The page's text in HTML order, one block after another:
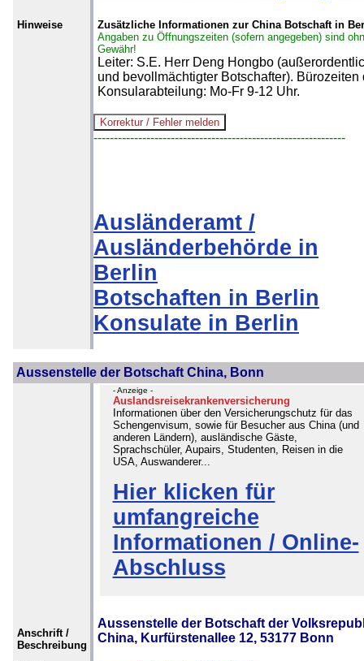
Hinweise
Zusätzliche Informationen zur China Botschaft in
Angaben zu Öffnungszeiten (sofern angegeben) sind
Gewähr!
Leiter: S.E. Herr Deng Hongbo
und bevollmächtigter Botschafter). Bürozeiten
Konsularabteilung: Mo-Fr 9-12 Uhr.
--------------------------------------------------------------
Ausländeramt /
Ausländerbehörde in
Berlin
Botschaften in Berlin
Konsulate in Berlin
Aussenstelle der Botschaft China, Bonn
- Anzeige -
Auslandsreisekrankenversicherung
Informationen über den Versicherungschutz für das
Schengenvisum, sowie für Besucher aus China (und
anderen Ländern), ausländische Gäste,
Sprachschüler, Aupairs, Studenten, Reisen in die
USA, Auswanderer...
Hier klicken für
umfangreiche
Informationen / Online-
Abschluss
Anschrift /
Beschreibung
Aussenstelle der Botschaft der
China, Kurfürstenallee 12, 53177 Bonn